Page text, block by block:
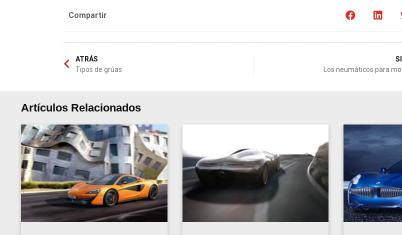
Compartir
ATRÁS
Tipos de grúas
Los neumáticos para
Artículos Relacionados